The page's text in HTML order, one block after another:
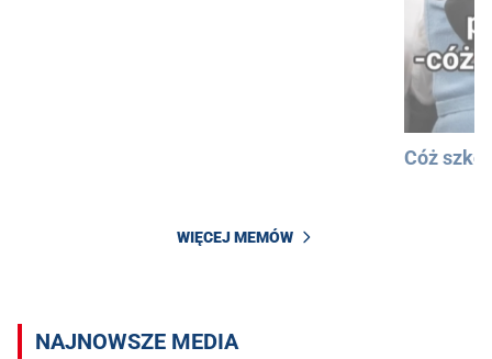
Cóż
WIĘCEJ MEMÓW
NAJNOWSZE MEDIA